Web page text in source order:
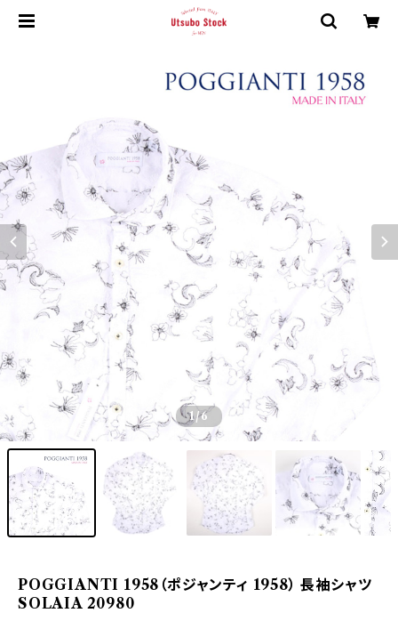
1/6
POGGIANTI 1958（ポジャンティ 1958） 長袖シャツ
SOLAIA 20980